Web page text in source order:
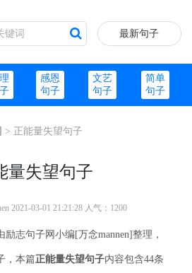
最新句子
感恩
句子
文艺
句子
简单
句子
> 正能量失望句子
量失望句子
2021-03-01 21:21:28 人气：1200
励志句子网小编[万念mannen]整理，
，本篇正能量失望句子内容包含44条